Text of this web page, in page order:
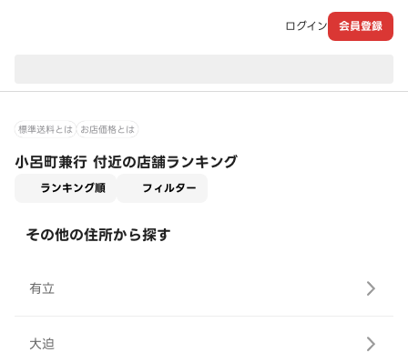
ログイン 会員登録
標準送料とは お店価格とは
小呂町兼行 付近の店舗ランキング
ランキング順 フィルター
その他の住所から探す
有立
大迫